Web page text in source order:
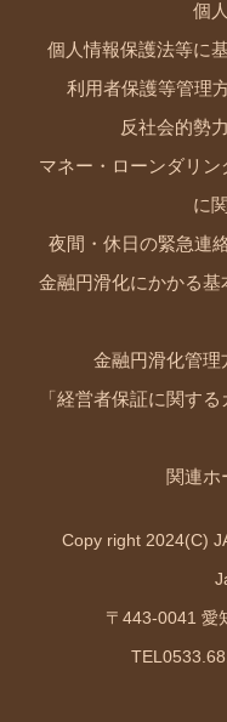
個
個人情報保護法等に
利用者保護等管理
反社会的勢
マネー・ローンダリ
に
夜間・休日の緊急連
金融円滑化にかかる
金融円滑化管理
「経営者保証に関す
関連ホ
Copy right 2024(C)
〒443-0041 愛